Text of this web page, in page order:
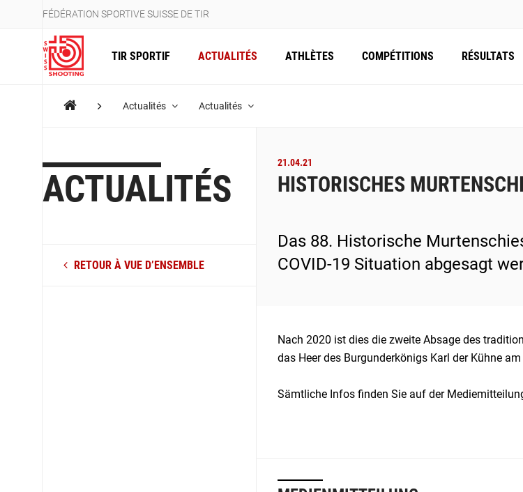
FÉDÉRATION SPORTIVE SUISSE DE TIR
TIR SPORTIF ACTUALITÉS ATHLÈTES COMPÉTITIONS RÉSULTATS
Actualités Actualités
ACTUALITÉS
RETOUR À VUE D’ENSEMBLE
21.04.21
HISTORISCHES
Das 88. Historische
COVID-19 Situation abgesagt
Nach 2020 ist dies die zweite Absage des
das Heer des Burgunderkönigs Karl der Kühne
Sämtliche Infos finden Sie auf der